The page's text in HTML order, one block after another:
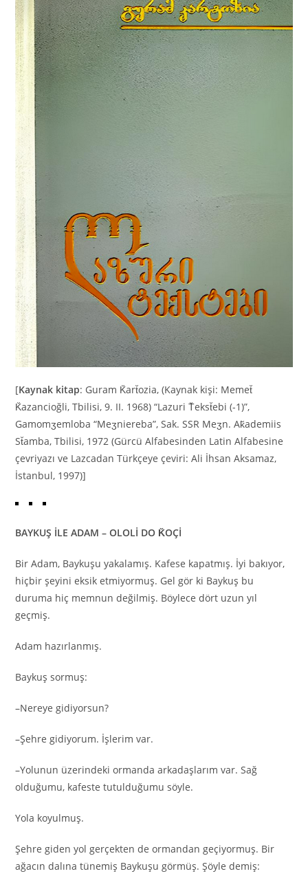
[Kaynak kitap: Guram K̆art̆ozia, (Kaynak kişi: Memet̆
K̆azancioğli, Tbilisi, 9. II. 1968) “Lazuri T̆ekst̆ebi (-1)”,
Gamomʒemloba “Meʒniereba”, Sak. SSR Meʒn. Ak̆ademiis
St̆amba, Tbilisi, 1972 (Gürcü Alfabesinden Latin Alfabesine
çevriyazı ve Lazcadan Türkçeye çeviri: Ali İhsan Aksamaz,
İstanbul, 1997)]
BAYKUŞ İLE ADAM – OLOLİ DO K̆OÇİ
Bir Adam, Baykuşu yakalamış. Kafese kapatmış. İyi bakıyor,
hiçbir şeyini eksik etmiyormuş. Gel gör ki Baykuş bu
duruma hiç memnun değilmiş. Böylece dört uzun yıl
geçmiş.
Adam hazırlanmış.
Baykuş sormuş:
–Nereye gidiyorsun?
–Şehre gidiyorum. İşlerim var.
–Yolunun üzerindeki ormanda arkadaşlarım var. Sağ
olduğumu, kafeste tutulduğumu söyle.
Yola koyulmuş.
Şehre giden yol gerçekten de ormandan geçiyormuş. Bir
ağacın dalına tünemiş Baykuşu görmüş. Şöyle demiş: